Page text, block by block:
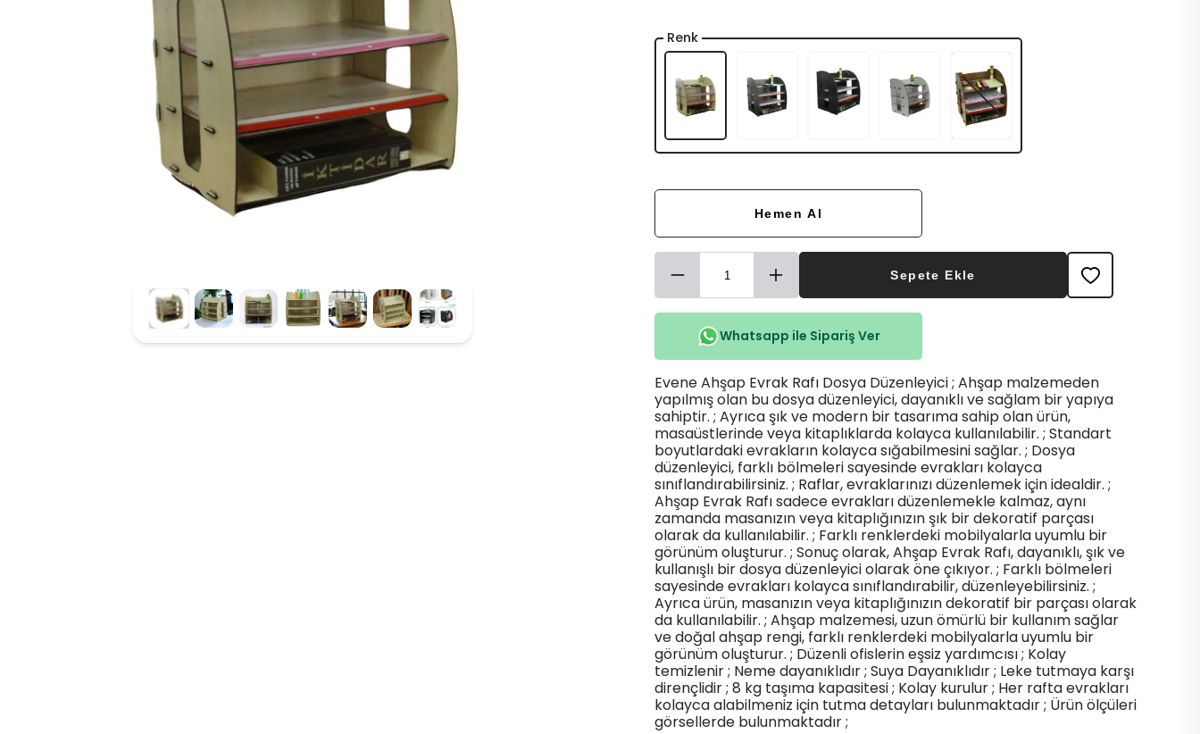
Renk
Hemen Al
Sepete Ekle
Whatsapp ile Sipariş Ver
Evene Ahşap Evrak Rafı Dosya Düzenleyici ; Ahşap malzemeden
yapılmış olan bu dosya düzenleyici, dayanıklı ve sağlam bir yapıya
sahiptir. ; Ayrıca şık ve modern bir tasarıma sahip olan ürün,
masaüstlerinde veya kitaplıklarda kolayca kullanılabilir. ; Standart
boyutlardaki evrakların kolayca sığabilmesini sağlar. ; Dosya
düzenleyici, farklı bölmeleri sayesinde evrakları kolayca
sınıflandırabilirsiniz. ; Raflar, evraklarınızı düzenlemek için idealdir. ;
Ahşap Evrak Rafı sadece evrakları düzenlemekle kalmaz, aynı
zamanda masanızın veya kitaplığınızın şık bir dekoratif parçası
olarak da kullanılabilir. ; Farklı renklerdeki mobilyalarla uyumlu bir
görünüm oluşturur. ; Sonuç olarak, Ahşap Evrak Rafı, dayanıklı, şık ve
kullanışlı bir dosya düzenleyici olarak öne çıkıyor. ; Farklı bölmeleri
sayesinde evrakları kolayca sınıflandırabilir, düzenleyebilirsiniz. ;
Ayrıca ürün, masanızın veya kitaplığınızın dekoratif bir parçası olarak
da kullanılabilir. ; Ahşap malzemesi, uzun ömürlü bir kullanım sağlar
ve doğal ahşap rengi, farklı renklerdeki mobilyalarla uyumlu bir
görünüm oluşturur. ; Düzenli ofislerin eşsiz yardımcısı ; Kolay
temizlenir ; Neme dayanıklıdır ; Suya Dayanıklıdır ; Leke tutmaya karşı
dirençlidir ; 8 kg taşıma kapasitesi ; Kolay kurulur ; Her rafta evrakları
kolayca alabilmeniz için tutma detayları bulunmaktadır ; Ürün ölçüleri
görsellerde bulunmaktadır ;